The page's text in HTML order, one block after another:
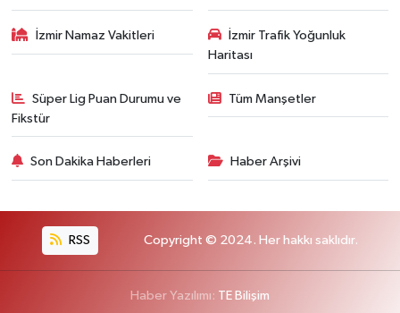
İzmir Namaz Vakitleri
İzmir Trafik Yoğunluk
Haritası
Süper Lig Puan Durumu ve
Fikstür
Tüm Manşetler
Son Dakika Haberleri Haber Arşivi
RSS Copyright © 2024. Her hakkı saklıdır.
Haber Yazılımı: TE Bilişim